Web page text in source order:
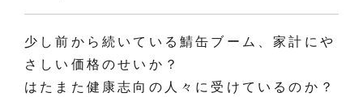
少し前から続いている鯖缶ブーム、家計にや
さしい価格のせいか？
はたまた健康志向の人々に受けているのか？